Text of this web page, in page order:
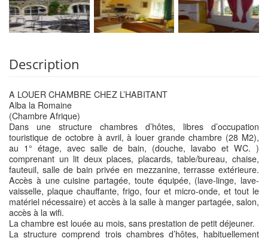
Description
A LOUER CHAMBRE CHEZ L’HABITANT
Alba la Romaine
(Chambre Afrique)
Dans une structure chambres d’hôtes, libres d’occupation
touristique de octobre à avril, à louer grande chambre (28 M2),
au 1° étage, avec salle de bain, (douche, lavabo et WC. )
comprenant un lit deux places, placards, table/bureau, chaise,
fauteuil, salle de bain privée en mezzanine, terrasse extérieure.
Accès à une cuisine partagée, toute équipée, (lave-linge, lave-
vaisselle, plaque chauffante, frigo, four et micro-onde, et tout le
matériel nécessaire) et accès à la salle à manger partagée, salon,
accès à la wifi.
La chambre est louée au mois, sans prestation de petit déjeuner.
La structure comprend trois chambres d’hôtes, habituellement